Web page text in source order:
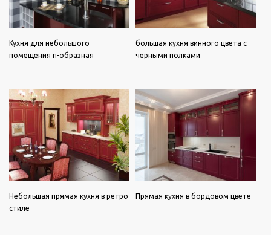
Кухня для небольшого
помещения п-образная
большая кухня винного цвета с
черными полками
Небольшая прямая кухня в ретро
стиле
Прямая кухня в бордовом цвете